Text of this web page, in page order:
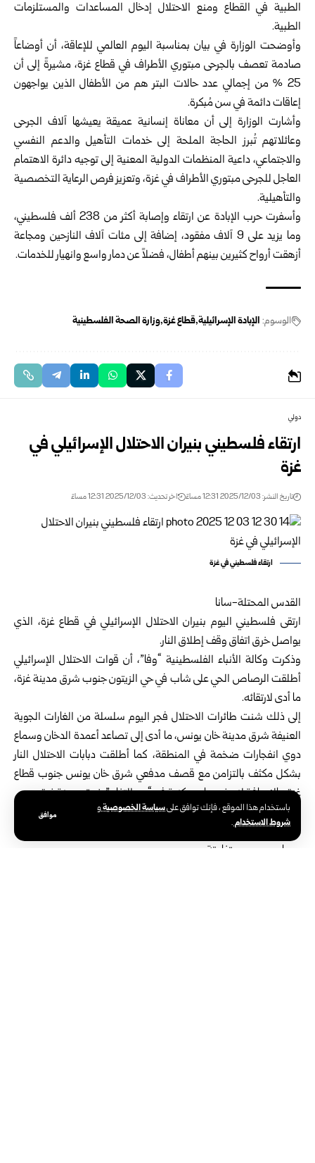
باستخدام هذا الموقع ، فإنك توافق علىسياسة الخصوصيةو
شروط الاستخدام.
موافق
الطبية في القطاع ومنع الاحتلال إدخال المساعدات والمستلزمات
الطبية.
وأوضحت الوزارة في بيان بمناسبة اليوم العالمي للإعاقة، أن أوضاعاً
صادمة تعصف بالجرحى مبتوري الأطراف في قطاع غزة، مشيرةً إلى أن
25 % من إجمالي عدد حالات البتر هم من الأطفال الذين يواجهون
إعاقات دائمة في سن مُبكرة.
وأشارت الوزارة إلى أن معاناة إنسانية عميقة يعيشها آلاف الجرحى
وعائلاتهم تُبرز الحاجة الملحة إلى خدمات التأهيل والدعم النفسي
والاجتماعي، داعية المنظمات الدولية المعنية إلى توجيه دائرة الاهتمام
العاجل للجرحى مبتوري الأطراف في غزة، وتعزيز فرص الرعاية التخصصية
والتأهيلية.
وأسفرت حرب الإبادة عن ارتقاء وإصابة أكثر من 238 ألف فلسطيني،
وما يزيد على 9 آلاف مفقود، إضافة إلى مئات آلاف النازحين ومجاعة
أزهقت أرواح كثيرين بينهم أطفال، فضلاً عن دمار واسع وانهيار للخدمات.
الوسوم: الإبادة الإسرائيلية قطاع غزة وزارة الصحة الفلسطينية
دولي
ارتقاء فلسطيني بنيران الاحتلال الإسرائيلي في
غزة
تاريخ النشر: 2025/12/03 12:31 مساءً اخر تحديث: 2025/12/03 12:31 مساءً
ارتقاء فلسطيني في غزة
القدس المحتلة-سانا
ارتقى فلسطيني اليوم بنيران الاحتلال الإسرائيلي في قطاع غزة، الذي
يواصل خرق اتفاق وقف إطلاق النار.
وذكرت وكالة الأنباء الفلسطينية “وفا”، أن قوات الاحتلال الإسرائيلي
أطلقت الرصاص الحي على شاب في حي الزيتون جنوب شرق مدينة غزة،
ما أدى لارتقائه.
إلى ذلك شنت طائرات الاحتلال فجر اليوم سلسلة من الغارات الجوية
العنيفة شرق مدينة خان يونس، ما أدى إلى تصاعد أعمدة الدخان وسماع
دوي انفجارات ضخمة في المنطقة، كما أطلقت دبابات الاحتلال النار
بشكل مكثف بالتزامن مع قصف مدفعي شرق خان يونس جنوب قطاع
غزة، بالإضافة لنسف مبان سكنية في “حي التفاح” شرق مدينة غزة.
ومنذ بدء اتفاق وقف إطلاق في العاشر من تشرين الأول الماضي ارتقى
361 فلسطينياً، غالبيتهم أطفال ونساء وكبار سن، إضافة إلى 903
مصابين بجروح متفاوتة.